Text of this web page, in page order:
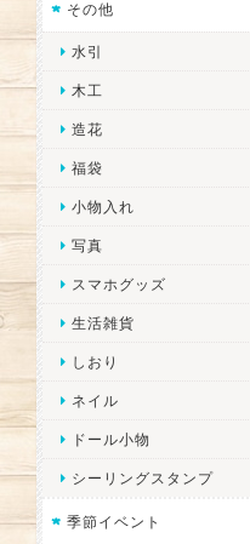
その他
水引
木工
造花
福袋
小物入れ
写真
スマホグッズ
生活雑貨
しおり
ネイル
ドール小物
シーリングスタンプ
季節イベント